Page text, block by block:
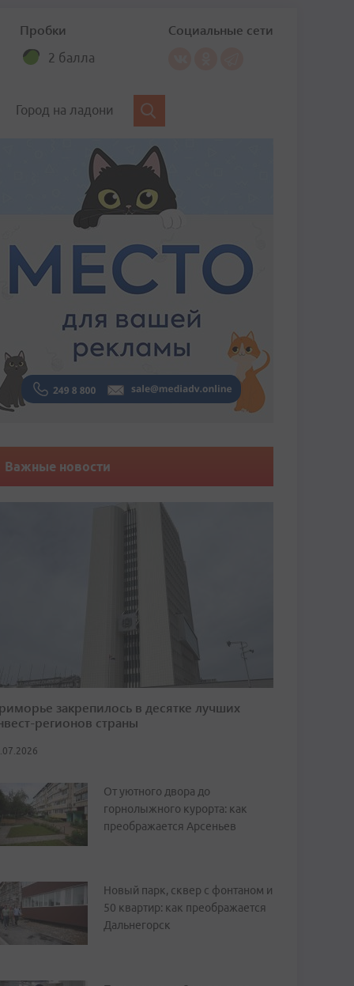
Пробки
2 балла
Социальные сети
Город на ладони
Важные новости
закрепилось в десятке лучших
регионов страны
От уютного двора до
горнолыжного курорта: как
преображается Арсеньев
Новый парк, сквер с фонтаном и
50 квартир: как преображается
Дальнегорск